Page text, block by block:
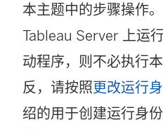
本主题中的步骤操作
Tableau Server 上运
动程序，则不必执行
反，请按照更改运行
绍的用于创建运行身